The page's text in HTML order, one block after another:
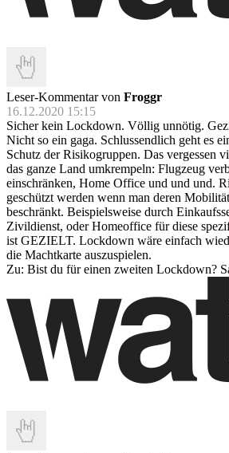
Leser-Kommentar von Froggr
16.12.2020 15:15
Sicher kein Lockdown. Völlig unnötig.
Nicht so ein gaga. Schlussendlich geht es
Schutz der Risikogruppen. Das vergessen
das ganze Land umkrempeln: Flugzeug
einschränken, Home Office und und und.
geschützt werden wenn man deren
beschränkt. Beispielsweise durch
Zivildienst, oder Homeoffice für diese
ist GEZIELT. Lockdown wäre einfach
die Machtkarte auszuspielen.
Zu: Bist du für einen zweiten Lockdown?